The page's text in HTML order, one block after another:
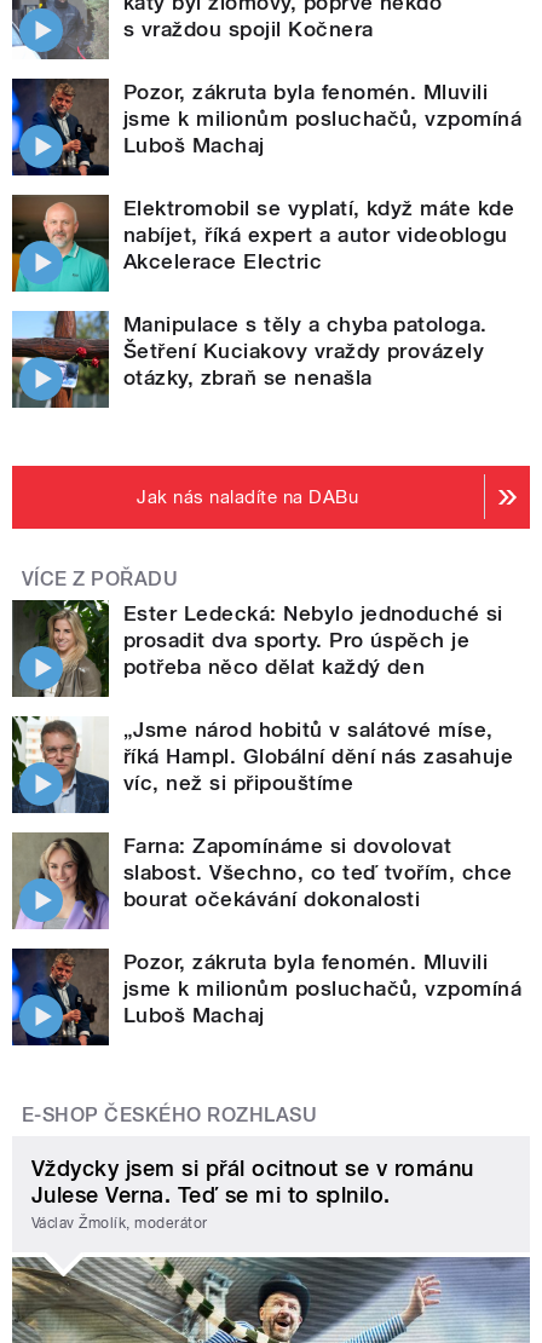
s vraždou spojil Kočnera
Pozor, zákruta byla fenomén. Mluvili
jsme k milionům posluchačů, vzpomíná
Luboš Machaj
Elektromobil se vyplatí, když máte kde
nabíjet, říká expert a autor videoblogu
Akcelerace Electric
Manipulace s těly a chyba patologa.
Šetření Kuciakovy vraždy provázely
otázky, zbraň se nenašla
Jak nás naladíte na DABu
VÍCE Z POŘADU
Ester Ledecká: Nebylo jednoduché si
prosadit dva sporty. Pro úspěch je
potřeba něco dělat každý den
„Jsme národ hobitů v salátové míse,
říká Hampl. Globální dění nás zasahuje
víc, než si připouštíme
Farna: Zapomínáme si dovolovat
slabost. Všechno, co teď tvořím, chce
bourat očekávání dokonalosti
Pozor, zákruta byla fenomén. Mluvili
jsme k milionům posluchačů, vzpomíná
Luboš Machaj
E-SHOP ČESKÉHO ROZHLASU
Vždycky jsem si přál ocitnout se v románu
Julese Verna. Teď se mi to splnilo.
Václav Žmolík, moderátor